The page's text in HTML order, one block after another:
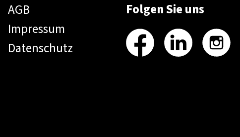
AGB
Impressum
Datenschutz
Folgen Sie uns